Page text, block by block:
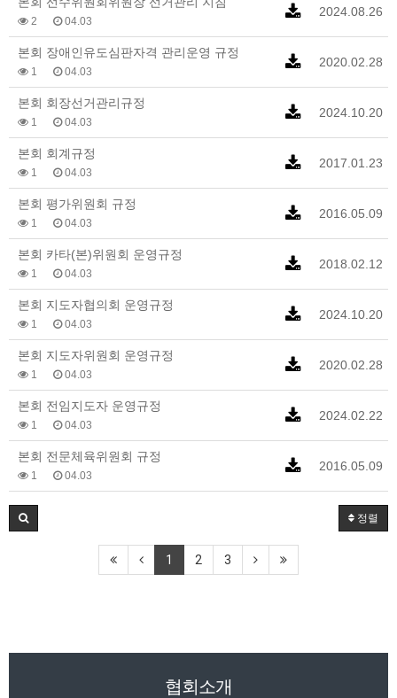
2 04.03
2024.08.26
본회 장애인유도심판자격 관리운영 규정
1 04.03
2020.02.28
본회 회장선거관리규정
1 04.03
2024.10.20
본회 회계규정
1 04.03
2017.01.23
본회 평가위원회 규정
1 04.03
2016.05.09
본회 카타(본)위원회 운영규정
1 04.03
2018.02.12
본회 지도자협의회 운영규정
1 04.03
2024.10.20
본회 지도자위원회 운영규정
1 04.03
2020.02.28
본회 전임지도자 운영규정
1 04.03
2024.02.22
본회 전문체육위원회 규정
1 04.03
2016.05.09
정렬
1 2 3
협회소개